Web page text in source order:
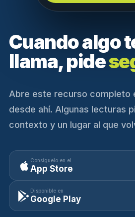
Cuando algo
llama, pide
Abre este recurso completo
desde ahí. Algunas lecturas
contexto y un lugar al que
Consíguelo en el
App Store
Disponible en
Google Play